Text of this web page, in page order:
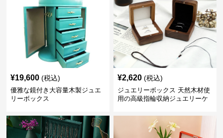
¥19,600 (税込)
優雅な鏡付き大容量木製ジュエ
リーボックス
¥2,620 (税込)
ジュエリーボックス 天然木材使
用の高級指輪収納ジュエリーケ